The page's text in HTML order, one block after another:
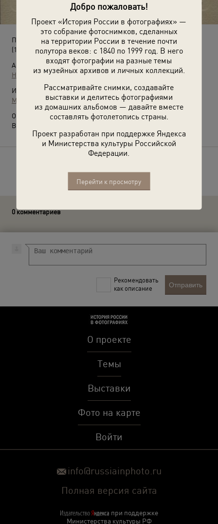
Добро пожаловать!
Проект «История России в фотографиях» —
это собрание фотоснимков, сделанных
на территории России в течение почти
полутора веков: с 1840 по 1999 год. В него
входят фотографии на разные темы
из музейных архивов и личных коллекций.
Рассматривайте снимки, создавайте
выставки и делитесь фотографиями
из домашних альбомов — давайте вместе
составлять фотолетопись страны.
Проект разработан при поддержке Яндекса
и Министерства культуры Российской
Федерации.
Перейти к просмотру
Портрет Федора Шаляпина
(1924 год)
Автор:
Неизвестный автор
Источники:
МАММ / МДФ
О фотографии:
Видео
0 комментариев
Рекомендовать
как описание
Отправить
О проекте
Темы
Выставки
Фото на карте
Войти
info@russiainphoto.ru
Полная версия сайта
при поддержке
Министерства культуры РФ